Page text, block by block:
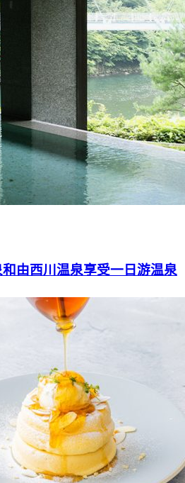
由西川温泉享受一日游温泉